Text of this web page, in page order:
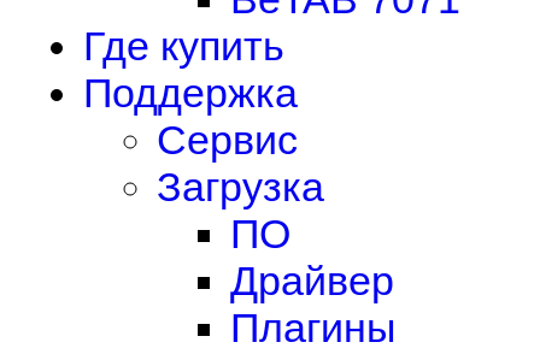
Где купить
Поддержка
Сервис
Загрузка
ПО
Драйвер
Плагины